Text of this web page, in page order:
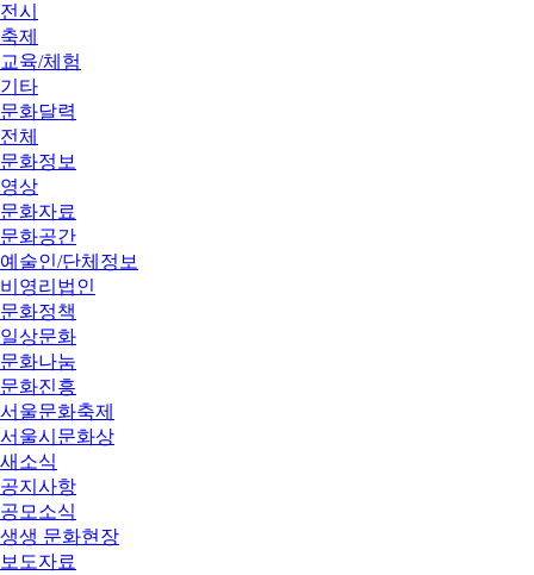
전시
축제
교육/체험
기타
문화달력
전체
문화정보
영상
문화자료
문화공간
예술인/단체정보
비영리법인
문화정책
일상문화
문화나눔
문화진흥
서울문화축제
서울시문화상
새소식
공지사항
공모소식
생생 문화현장
보도자료